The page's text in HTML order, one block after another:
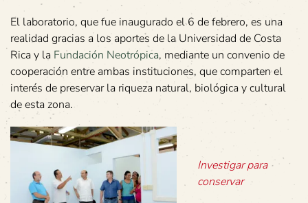
El laboratorio, que fue inaugurado el 6 de febrero, es una
realidad gracias a los aportes de la Universidad de Costa
Rica y la Fundación Neotrópica, mediante un convenio de
cooperación entre ambas instituciones, que comparten el
interés de preservar la riqueza natural, biológica y cultural
de esta zona.
Investigar para
conservar